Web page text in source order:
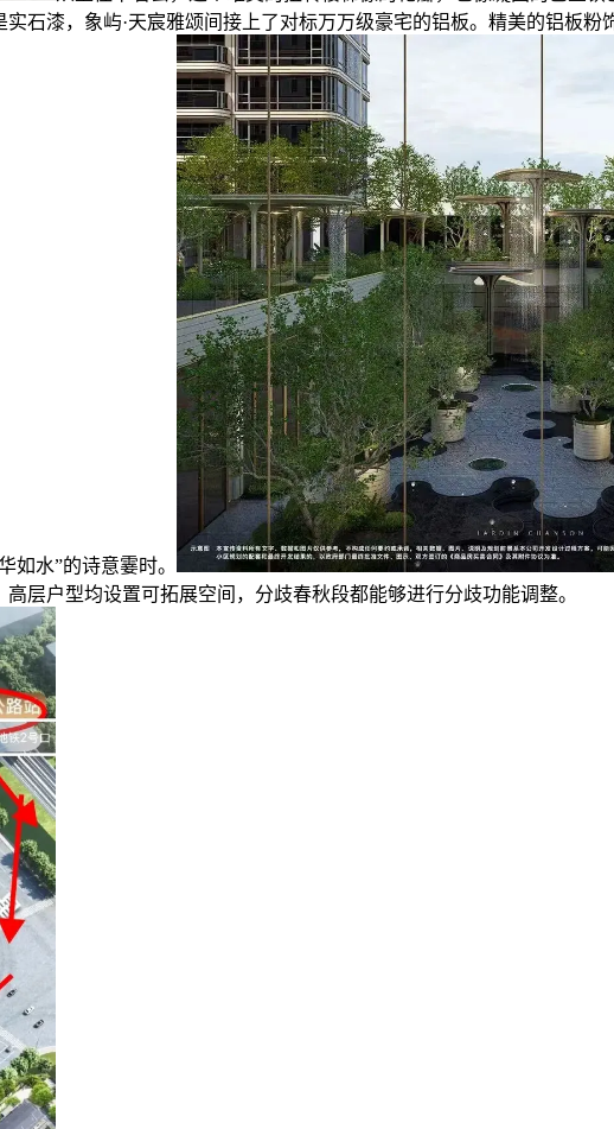
石漆，象屿·天宸雅颂间接上了对标万万级豪宅的铝板。精美的铝板粉
如水”的诗意霎时。
层户型均设置可拓展空间，分歧春秋段都能够进行分歧功能调整。